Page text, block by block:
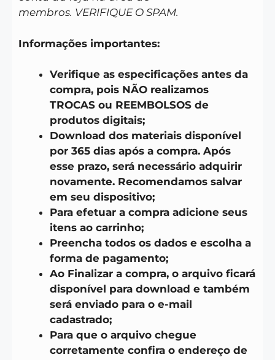
membros. VERIFIQUE O SPAM.
Informações importantes:
Verifique as especificações antes da
compra, pois NÃO realizamos
TROCAS ou REEMBOLSOS de
produtos digitais;
Download dos materiais disponível
por 365 dias após a compra. Após
esse prazo, será necessário adquirir
novamente. Recomendamos salvar
em seu dispositivo;
Para efetuar a compra adicione seus
itens ao carrinho;
Preencha todos os dados e escolha a
forma de pagamento;
Ao Finalizar a compra, o arquivo ficará
disponível para download e também
será enviado para o e-mail
cadastrado;
Para que o arquivo chegue
corretamente confira o endereço de